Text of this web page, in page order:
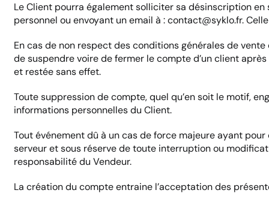
Le Client pourra également solliciter sa désinscription
personnel ou envoyant un email à : contact@syklo.fr.
En cas de non respect des conditions générales de
de suspendre voire de fermer le compte d’un client
et restée sans effet.
Toute suppression de compte, quel qu’en soit le motif,
informations personnelles du Client.
Tout événement dû à un cas de force majeure ayant
serveur et sous réserve de toute interruption ou
responsabilité du Vendeur.
La création du compte entraine l’acceptation des